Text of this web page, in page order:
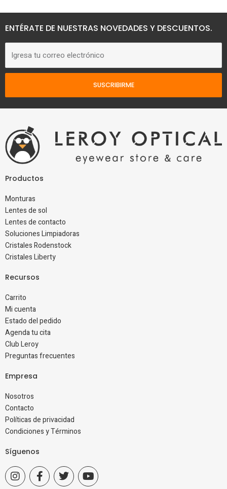
ENTÉRATE DE NUESTRAS NOVEDADES Y DESCUENTOS.
electrónico
SUSCRIBIRME
Productos
Monturas
Lentes de sol
Lentes de contacto
Soluciones Limpiadoras
Cristales Rodenstock
Cristales Liberty
Recursos
Carrito
Mi cuenta
Estado del pedido
Agenda tu cita
Club Leroy
Preguntas frecuentes
Empresa
Nosotros
Contacto
Políticas de privacidad
Condiciones y Términos
Síguenos
I
n
F
a
T
w
Y
o